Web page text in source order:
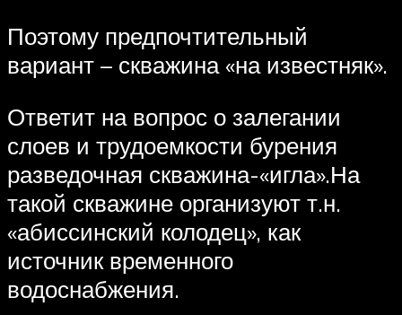
Поэтому предпочтительный
вариант – скважина «на известняк».
Ответит на вопрос о залегании
слоев и трудоемкости бурения
разведочная скважина-«игла».На
такой скважине организуют т.н.
«абиссинский колодец», как
источник временного
водоснабжения.